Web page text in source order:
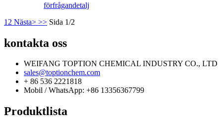
förfrågandetalj
1 2 Nästa> >> Sida 1/2
kontakta oss
WEIFANG TOPTION CHEMICAL INDUSTRY CO., LTD
sales@toptionchem.com
+ 86 536 2221818
Mobil / WhatsApp: +86 13356367799
Produktlista